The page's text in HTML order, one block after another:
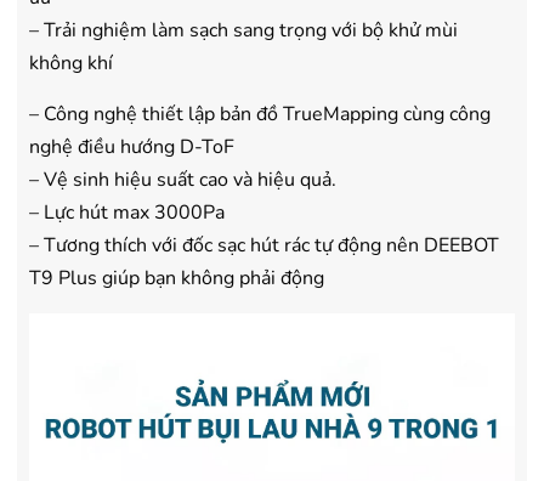
– Trải nghiệm làm sạch sang trọng với bộ khử mùi
không khí
– Công nghệ thiết lập bản đồ TrueMapping cùng công
nghệ điều hướng D-ToF
– Vệ sinh hiệu suất cao và hiệu quả.
– Lực hút max 3000Pa
– Tương thích với đốc sạc hút rác tự động nên DEEBOT
T9 Plus giúp bạn không phải động